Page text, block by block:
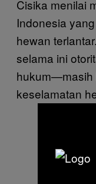
Cisika menilai
Indonesia
hewan
selama ini
hukum—masih
keselamatan